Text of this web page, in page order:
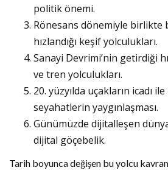
politik önemi.
Rönesans dönemiyle birlikte
hızlandığı keşif yolculukları.
Sanayi Devrimi’nin getirdiği
ve tren yolculukları.
20. yüzyılda uçakların icadı
seyahatlerin yaygınlaşması.
Günümüzde dijitalleşen
dijital göçebelik.
Tarih boyunca değişen bu yolcu